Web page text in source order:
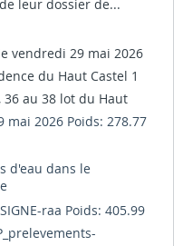
leur dossier de...
vendredi 29 mai 2026
du Haut Castel 1
36 au 38 lot du Haut
2026 Poids: 278.77
d'eau dans le
raa Poids: 405.99